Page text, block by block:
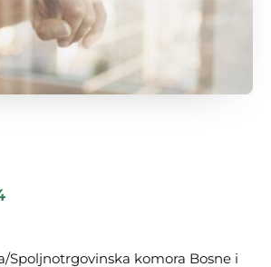
Spoljnotrgovinska komora Bosne i